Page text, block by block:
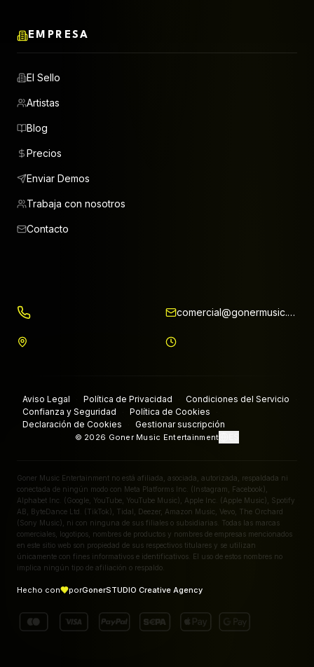
EMPRESA
El Sello
Artistas
Blog
Precios
Enviar Demos
Trabaja con nosotros
Contacto
comercial@gonermusic.com
Aviso Legal Política de Privacidad Condiciones del Servicio
Confianza y Seguridad Política de Cookies
Declaración de Cookies Gestionar suscripción
© 2026 Goner Music Entertainment
Goner Music Entertainment no está afiliada, asociada, autorizada, respaldada ni
conectada de ningún modo con Meta Platforms Inc. (Instagram, Facebook),
Alphabet Inc. (Google, YouTube, YouTube Music), Apple Inc. (Apple Music), Spotify
AB, ByteDance Ltd. (TikTok), Tidal, Deezer, Amazon Music, Vevo, The Orchard
(Sony Music), ni con ninguna de sus filiales o subsidiarias. Todas las marcas
comerciales, logotipos, nombres de productos y nombres de empresas mencionados
en este sitio web son propiedad de sus respectivos titulares y se utilizan
únicamente con fines informativos e identificativos. El uso de estos nombres no
implica ningún tipo de afiliación o respaldo.
Hecho con porGonerSTUDIO Creative Agency